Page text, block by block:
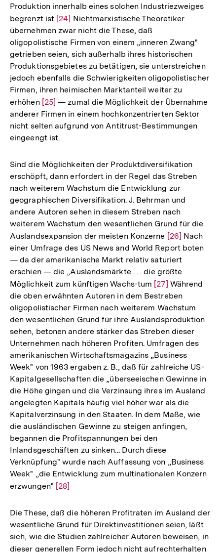
Produktion innerhalb eines solchen Industriezweiges
begrenzt ist Zur
Auflösung
der
Fußnote
[24] Nichtmarxistische Theoretiker
übernehmen zwar nicht die These, daß
oligopolistische Firmen von einem „inneren Zwang"
getrieben seien, sich außerhalb ihres historischen
Produktionsgebietes zu betätigen, sie unterstreichen
jedoch ebenfalls die Schwierigkeiten oligopolistischer
Firmen, ihren heimischen Marktanteil weiter zu
erhöhen Zur
Auflösung
der
Fußnote
[25] — zumal die Möglichkeit der Übernahme
anderer Firmen in einem hochkonzentrierten Sektor
nicht selten aufgrund von Antitrust-Bestimmungen
eingeengt ist.
Sind die Möglichkeiten der Produktdiversifikation
erschöpft, dann erfordert in der Regel das Streben
nach weiterem Wachstum die Entwicklung zur
geographischen Diversifikation. J. Behrman und
andere Autoren sehen in diesem Streben nach
weiterem Wachstum den wesentlichen Grund für die
Auslandsexpansion der meisten Konzerne Zur
Auflösung
der
Fußnote
[26] Nach
einer Umfrage des US News and World Report boten
— da der amerikanische Markt relativ saturiert
erschien — die „Auslandsmärkte . . . die größte
Möglichkeit zum künftigen Wachs-tum Zur
Auflösung
der
Fußnote
[27] Während
die oben erwähnten Autoren in dem Bestreben
oligopolistischer Firmen nach weiterem Wachstum
den wesentlichen Grund für ihre Auslandsproduktion
sehen, betonen andere stärker das Streben dieser
Unternehmen nach höheren Profiten. Umfragen des
amerikanischen Wirtschaftsmagazins „Business
Week" von 1963 ergaben z. B., daß für zahlreiche US-
Kapitalgesellschaften die „überseeischen Gewinne in
die Höhe gingen und die Verzinsung ihres im Ausland
angelegten Kapitals häufig viel höher war als die
Kapitalverzinsung in den Staaten. In dem Maße, wie
die ausländischen Gewinne zu steigen anfingen,
begannen die Profitspannungen bei den
Inlandsgeschäften zu sinken... Durch diese
Verknüpfung" wurde nach Auffassung von „Business
Week" „die Entwicklung zum multinationalen Konzern
erzwungen" Zur
der
Fußnote
[28]
Die These, daß die höheren Profitraten im Ausland der
wesentliche Grund für Direktinvestitionen seien, läßt
sich, wie die Studien zahlreicher Autoren beweisen, in
dieser generellen Form jedoch nicht aufrechterhaltenZur
Zum